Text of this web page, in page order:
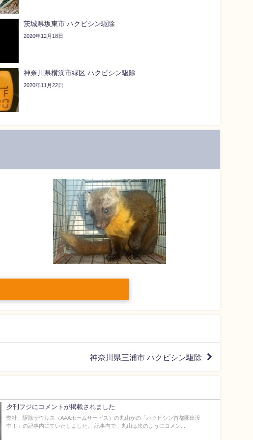
茨城県坂東市 ハクビシン駆除
2020年12月18日
神奈川県横浜市緑区 ハクビシン駆除
2020年11月22日
神奈川県三浦市 ハクビシン駆除
夕刊フジにコメントが掲載されました
弊社、駆除ザウルス（AAAホームサービス）の丸山がの「ハクビシン首都圏出没
中！」の記事内にていたしました。 記事内で、丸山は次のようにコメン...